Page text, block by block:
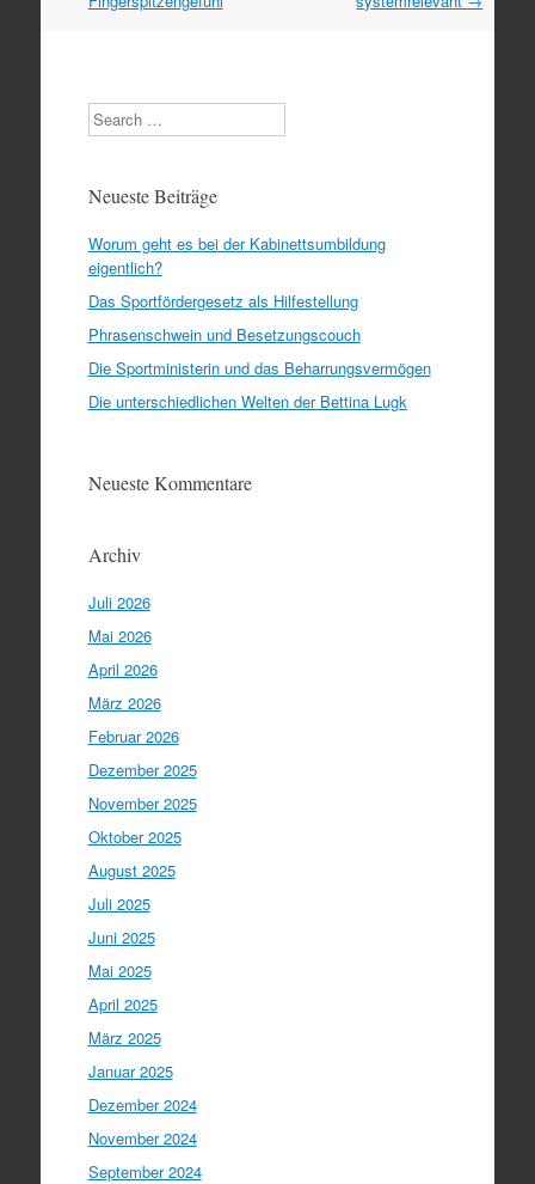
Search
Neueste Beiträge
Worum geht es bei der Kabinettsumbildung
eigentlich?
Das Sportfördergesetz als Hilfestellung
Phrasenschwein und Besetzungscouch
Die Sportministerin und das Beharrungsvermögen
Die unterschiedlichen Welten der Bettina Lugk
Neueste Kommentare
Archiv
Juli 2026
Mai 2026
April 2026
März 2026
Februar 2026
Dezember 2025
November 2025
Oktober 2025
August 2025
Juli 2025
Juni 2025
Mai 2025
April 2025
März 2025
Januar 2025
Dezember 2024
November 2024
September 2024